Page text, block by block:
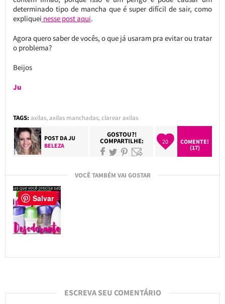
determinado tipo de mancha que é super difícil de sair, como
expliquei nesse post aqui.
Agora quero saber de vocês, o que já usaram pra evitar ou tratar
o problema?
Beijos
Ju
TAGS: axilas,axilas manchadas,clarear axilas
POST DAJU
BELEZA
GOSTOU?!
COMPARTILHE: 20
COMENTE!
(17)
VOCÊ TAMBÉM VAI GOSTAR
ESCREVA SEU COMENTÁRIO
Salvar